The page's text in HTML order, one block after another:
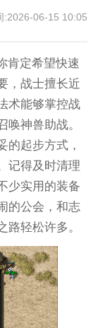
:2026-06-15 10:05
肯定希望快速
，战士擅长近
术能够掌控战
唤神兽助战。
的起步方式，
记得及时清理
少实用的装备
的公会，和志
路轻松许多。